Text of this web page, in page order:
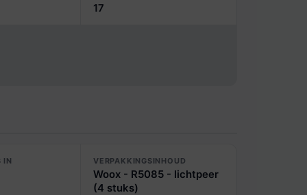
17
IN
VERPAKKINGSINHOUD
Woox - R5085 - lichtpeer
(4 stuks)